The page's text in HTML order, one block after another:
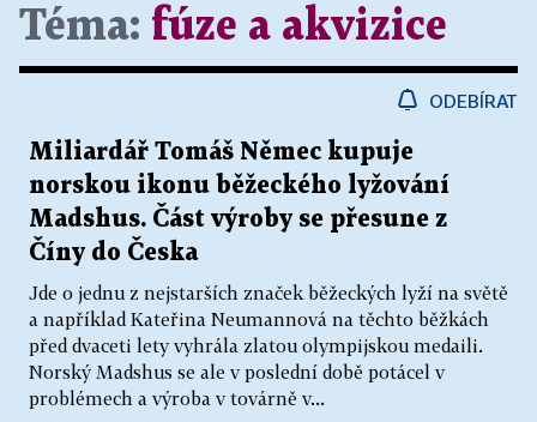
Téma: fúze a akvizice
ODEBÍRAT
Miliardář Tomáš Němec kupuje
norskou ikonu běžeckého lyžování
Madshus. Část výroby se přesune z
Číny do Česka
Jde o jednu z nejstarších značek běžeckých lyží na světě
a například Kateřina Neumannová na těchto běžkách
před dvaceti lety vyhrála zlatou olympijskou medaili.
Norský Madshus se ale v poslední době potácel v
problémech a výroba v továrně v...